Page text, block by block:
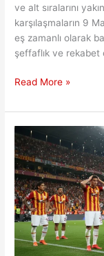
ve alt sıralarını
karşılaşmaların 9
eş zamanlı olarak
şeffaflık ve rekabet
9
Dev
Randevuda
Düdük
Çalacak
İsim
TFF
Tarafından
Açıklandı
Read More »